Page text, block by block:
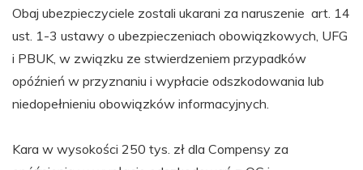
Obaj ubezpieczyciele zostali ukarani za naruszenie art. 14
ust. 1-3 ustawy o ubezpieczeniach obowiązkowych, UFG
i PBUK, w związku ze stwierdzeniem przypadków
opóźnień w przyznaniu i wypłacie odszkodowania lub
niedopełnieniu obowiązków informacyjnych.
Kara w wysokości 250 tys. zł dla Compensy za